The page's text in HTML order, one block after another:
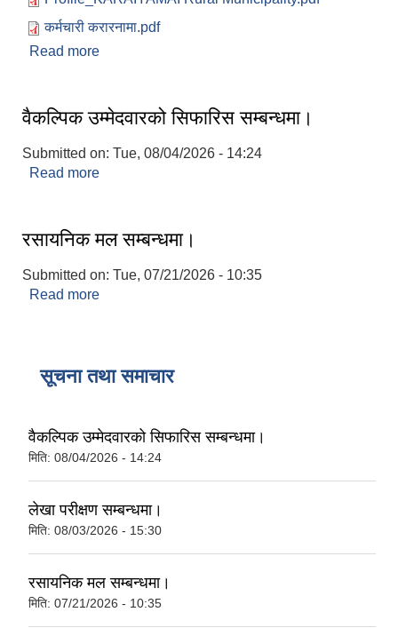
कर्मचारी करारनामा.pdf
Read more
वैकल्पिक उम्मेदवारको सिफारिस सम्बन्धमा।
Submitted on: Tue, 08/04/2026 - 14:24
Read more
रसायनिक मल सम्बन्धमा।
Submitted on: Tue, 07/21/2026 - 10:35
Read more
सूचना तथा समाचार
वैकल्पिक उम्मेदवारको सिफारिस सम्बन्धमा।
मिति: 08/04/2026 - 14:24
लेखा परीक्षण सम्बन्धमा।
मिति: 08/03/2026 - 15:30
रसायनिक मल सम्बन्धमा।
मिति: 07/21/2026 - 10:35